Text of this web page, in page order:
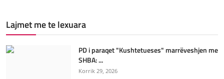
Lajmet me te lexuara
PD i paraqet "Kushtetueses" marrëveshjen me
SHBA: ...
Korrik 29, 2026